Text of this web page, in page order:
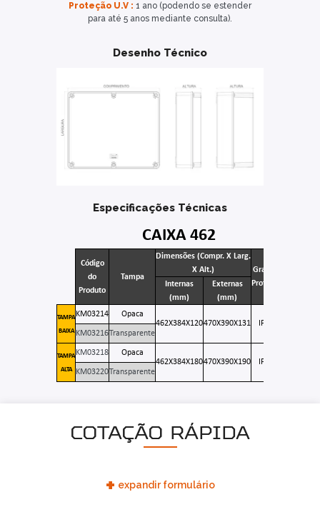
Proteção U.V : 1 ano (podendo se estender
para até 5 anos mediante consulta).
Desenho Técnico
Especificações Técnicas
CAIXA 462
Código
do
Produto
Tampa
Dimensões (Compr. X Larg.
X Alt.)
Grau de
Proteção
Internas
(mm)
Externas
(mm)
TAMPA
BAIXA
KM03214
Opaca
462X384X120470X390X131
IP 65
KM03216Transparente
TAMPA
ALTA
KM03218
Opaca
462X384X180470X390X190
IP 65
KM03220Transparente
COTAÇÃO RÁPIDA
+ expandir formulário